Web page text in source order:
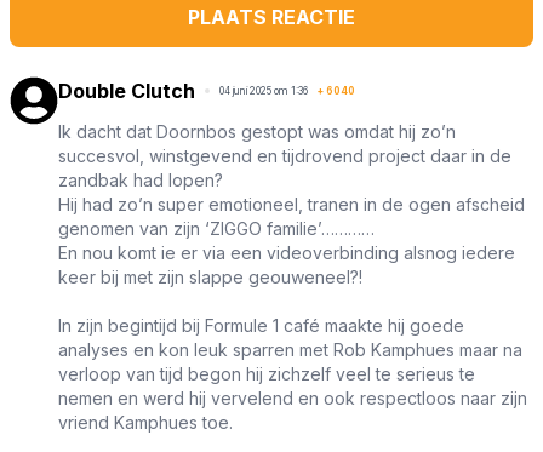
PLAATS REACTIE
Double Clutch 04 juni 2025 om 1:36 + 6040
Ik dacht dat Doornbos gestopt was omdat hij zo’n
succesvol, winstgevend en tijdrovend project daar in de
zandbak had lopen?
Hij had zo’n super emotioneel, tranen in de ogen afscheid
genomen van zijn ‘ZIGGO familie’…………
En nou komt ie er via een videoverbinding alsnog iedere
keer bij met zijn slappe geouweneel?!
In zijn begintijd bij Formule 1 café maakte hij goede
analyses en kon leuk sparren met Rob Kamphues maar na
verloop van tijd begon hij zichzelf veel te serieus te
nemen en werd hij vervelend en ook respectloos naar zijn
vriend Kamphues toe.